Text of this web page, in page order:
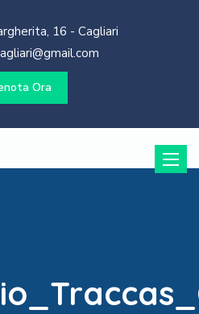
16 - Cagliari
Ora
Toggle